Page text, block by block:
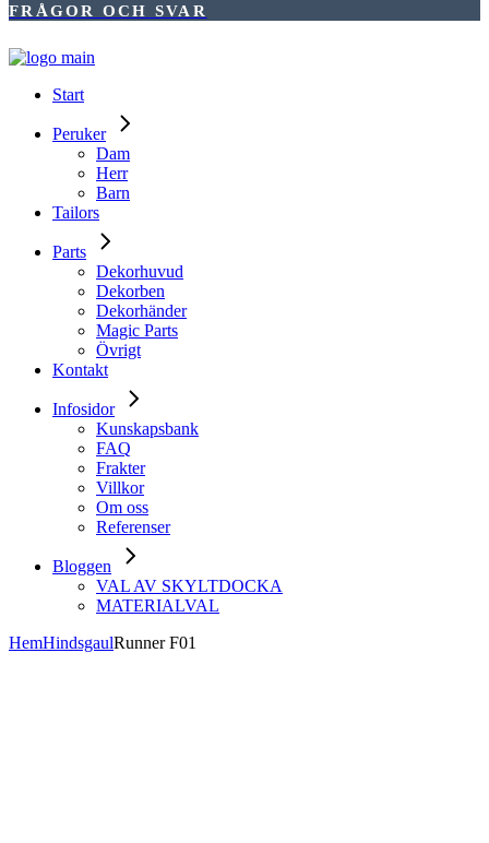
FRÅGOR OCH SVAR
Start
Peruker
Dam
Herr
Barn
Tailors
Parts
Dekorhuvud
Dekorben
Dekorhänder
Magic Parts
Övrigt
Kontakt
Infosidor
Kunskapsbank
FAQ
Frakter
Villkor
Om oss
Referenser
Bloggen
VAL AV SKYLTDOCKA
MATERIALVAL
HemHindsgaulRunner F01